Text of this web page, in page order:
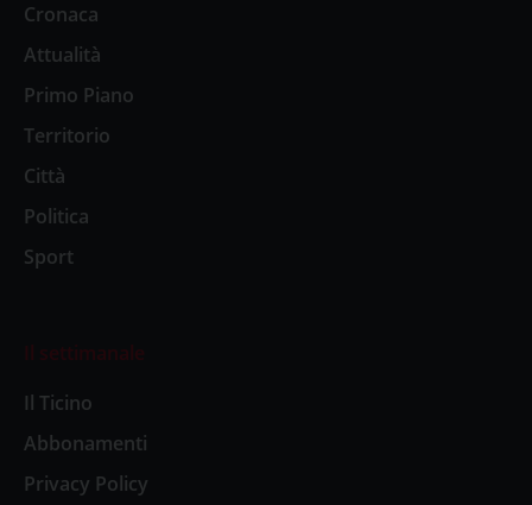
Cronaca
Attualità
Primo Piano
Territorio
Città
Politica
Sport
Il settimanale
Il Ticino
Abbonamenti
Privacy Policy